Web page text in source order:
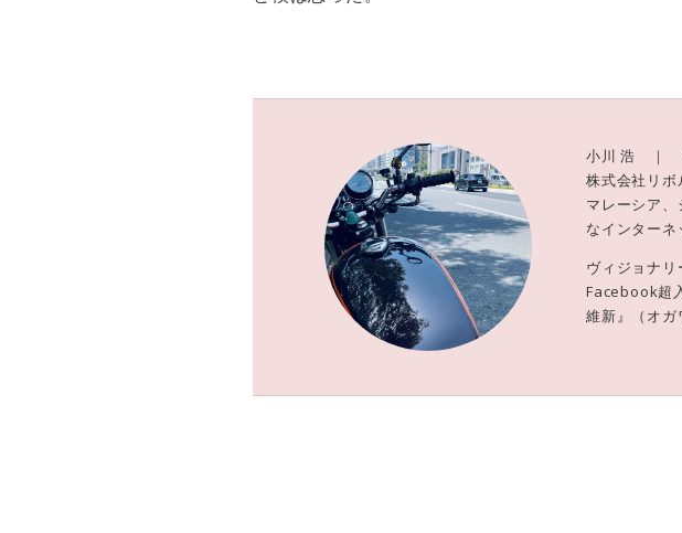
小川 浩 ｜
株式会社リボ
マレーシア
なインターネ
ヴィジョナ
Facebook超
維新』（オ